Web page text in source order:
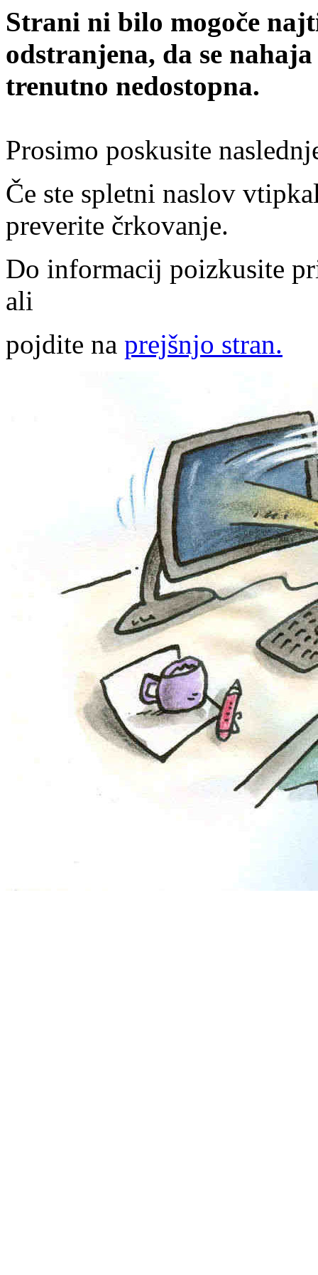
Strani ni bilo mogoče
odstranjena, da se
trenutno nedostopna.
Prosimo poskusite
Če ste spletni naslov
preverite črkovanje.
Do informacij poizkusite
ali
pojdite na prejšnjo stran.